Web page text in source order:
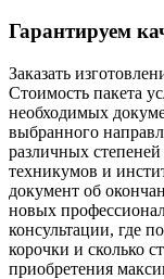
Гарантируем
Заказать
Стоимость пакета
необходимых
выбранного
различных
техникумов и
документ об
новых
консультации, где
корочки и сколько
приобретения